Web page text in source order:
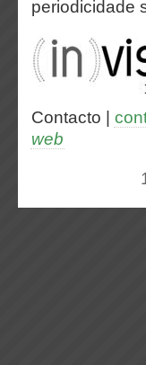
periodicidade
Contacto |
web